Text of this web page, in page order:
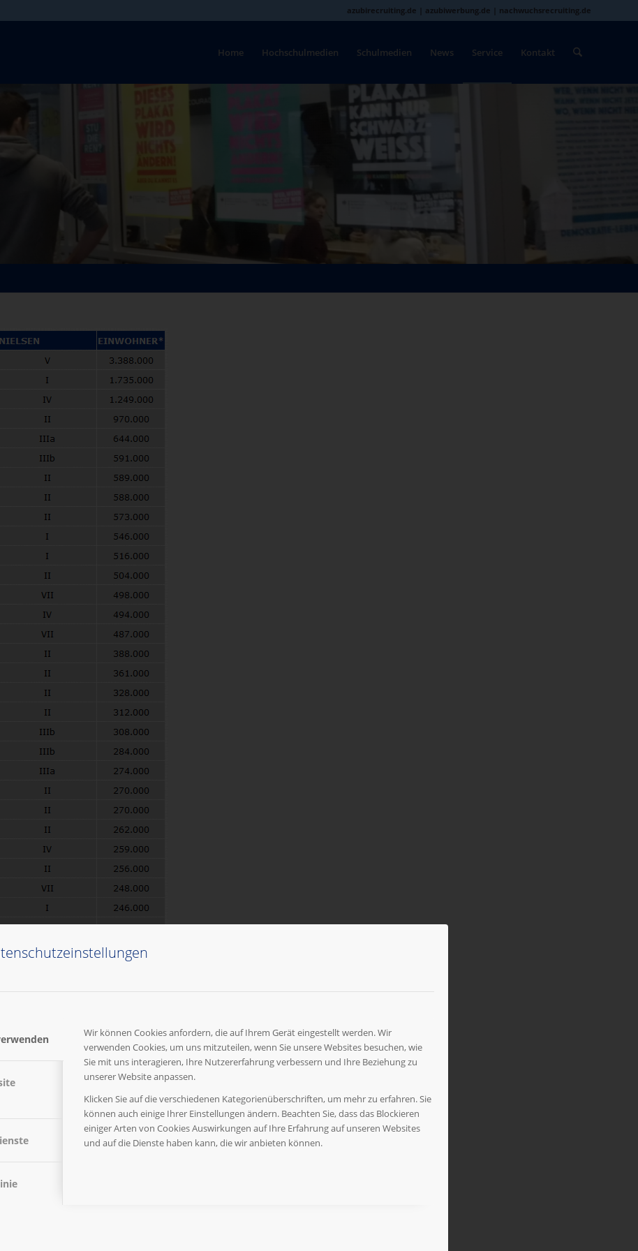
Wir können Cookies anfordern, die auf Ihrem Gerät eingestellt werden. Wir
verwenden Cookies, um uns mitzuteilen, wenn Sie unsere Websites besuchen, wie
Sie mit uns interagieren, Ihre Nutzererfahrung verbessern und Ihre Beziehung zu
unserer Website anpassen.
Klicken Sie auf die verschiedenen Kategorienüberschriften, um mehr zu erfahren. Sie
können auch einige Ihrer Einstellungen ändern. Beachten Sie, dass das Blockieren
einiger Arten von Cookies Auswirkungen auf Ihre Erfahrung auf unseren Websites
und auf die Dienste haben kann, die wir anbieten können.
azubirecruiting.de | azubiwerbung.de | nachwuchsrecruiting.de
Home Hochschulmedien Schulmedien News Service Kontakt